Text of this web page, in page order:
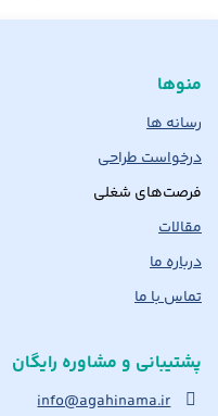
منوها
رسانه ها
درخواست طراحی
فرصت‌های شغلی
مقالات
درباره ما
تماس با ما
پشتیبانی و مشاوره رایگان
info@agahinama.ir